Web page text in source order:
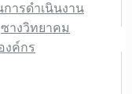
ารดำเนินงาน
างวิทยาคม
งค์กร